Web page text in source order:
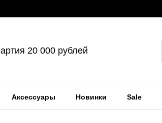
20 000 рублей
Аксессуары Новинки Sale